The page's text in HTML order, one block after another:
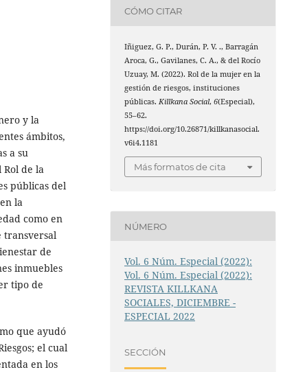
y la
ámbitos,
a su
de la
públicas del
la
como en
transversal
de
inmuebles
tipo de
que ayudó
el cual
en los
CÓMO CITAR
Iñiguez, G. P., Durán, P. V. ., Barragán
Aroca, G., Gavilanes, C. A., & del Rocío
Uzuay, M. (2022). Rol de la mujer en la
gestión de riesgos, instituciones
públicas.Killkana Social,6(Especial),
55–62.
https://doi.org/10.26871/killkanasocial.
v6i4.1181
Más formatos de cita
NÚMERO
Vol. 6 Núm. Especial (2022):
Vol. 6 Núm. Especial (2022):
REVISTA KILLKANA
SOCIALES, DICIEMBRE -
ESPECIAL 2022
SECCIÓN